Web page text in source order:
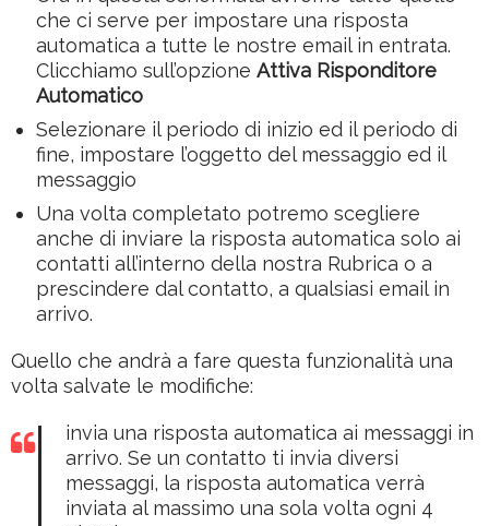
che ci serve per impostare una risposta
automatica a tutte le nostre email in entrata.
Clicchiamo sull’opzione Attiva Risponditore
Automatico
Selezionare il periodo di inizio ed il periodo di
fine, impostare l’oggetto del messaggio ed il
messaggio
Una volta completato potremo scegliere
anche di inviare la risposta automatica solo ai
contatti all’interno della nostra Rubrica o a
prescindere dal contatto, a qualsiasi email in
arrivo.
Quello che andrà a fare questa funzionalità una
volta salvate le modifiche:
invia una risposta automatica ai messaggi in
arrivo. Se un contatto ti invia diversi
messaggi, la risposta automatica verrà
inviata al massimo una sola volta ogni 4